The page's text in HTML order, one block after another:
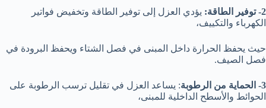
2- توفير الطاقة:
يؤدي العزل إلى توفير الطاقة وتخفيض فواتير
الكهرباء والتكييف،
حيث يحفظ الحرارة داخل المبنى في فصل الشتاء ويحفظ البرودة في
فصل الصيف.
3- الحماية من الرطوبة
: يساعد العزل في تقليل ترسب الرطوبة على
الحوائط والأسطح الداخلية للمبنى،